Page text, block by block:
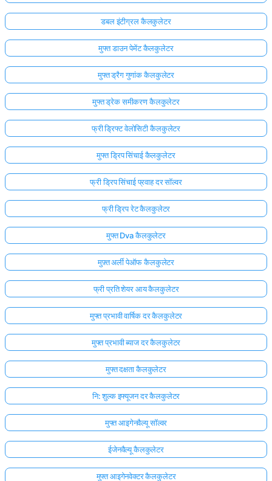
लॉग
करें!
डबल इंटीग्रल कैलकुलेटर
मुफ्त डाउन पेमेंट कैलकुलेटर
मुफ्त ड्रैग गुणांक कैलकुलेटर
मुफ्त ड्रेक समीकरण कैलकुलेटर
फ्री ड्रिफ्ट वेलोसिटी कैलकुलेटर
मुफ्त ड्रिप सिंचाई कैलकुलेटर
फ्री ड्रिप सिंचाई प्रवाह दर सॉल्वर
फ्री ड्रिप रेट कैलकुलेटर
मुफ्त Dva कैलकुलेटर
मुफ़्त अर्ली पेऑफ कैलकुलेटर
फ्री प्रति शेयर आय कैलकुलेटर
मुफ्त प्रभावी वार्षिक दर कैलकुलेटर
मुफ्त प्रभावी ब्याज दर कैलकुलेटर
मुफ्त दक्षता कैलकुलेटर
नि: शुल्क इफ्यूजन दर कैलकुलेटर
मुफ्त आइगेनवैल्यू सॉल्वर
ईजेनवैल्यू कैलकुलेटर
मुफ्त आइगेनवेक्टर कैलकुलेटर